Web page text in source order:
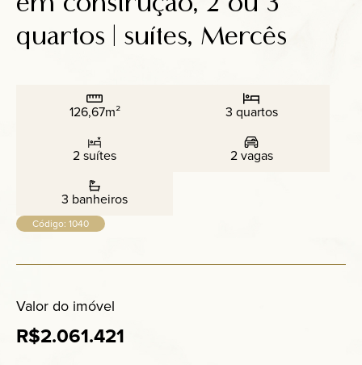
Anuncie
quartos | suítes, Mercês
126,67m² 3 quartos
2 suítes 2 vagas
3 banheiros
Código: 1040
Valor do imóvel
R$2.061.421